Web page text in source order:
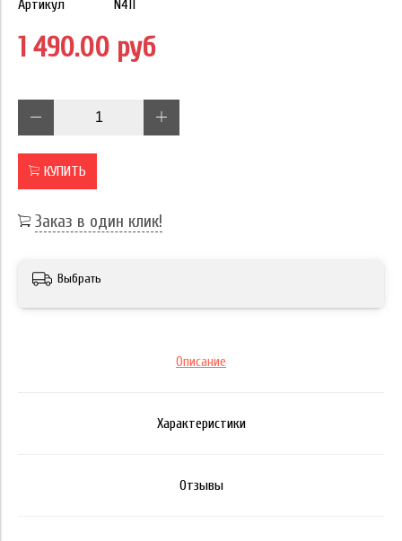
Артикул N411
1 490.00 руб
КУПИТЬ
Заказ в один клик!
Выбрать
Описание
Характеристики
Отзывы